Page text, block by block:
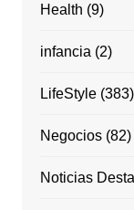
Health (9)
infancia (2)
LifeStyle(383)
Negocios(82)
Noticias